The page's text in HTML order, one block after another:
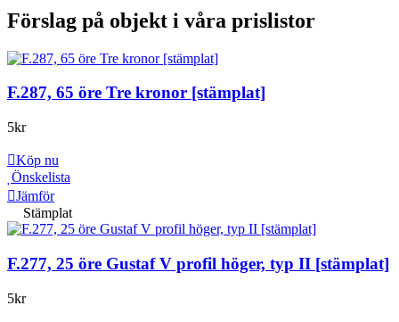
Förslag på objekt i våra prislistor
F.287, 65 öre Tre kronor [stämplat]
5kr
Köp nu
Önskelista
Jämför
Stämplat
F.277, 25 öre Gustaf V profil höger, typ II [stämplat]
5kr